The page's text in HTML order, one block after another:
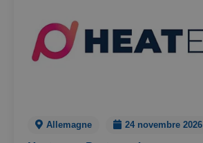
Allemagne 24 novembre 2026